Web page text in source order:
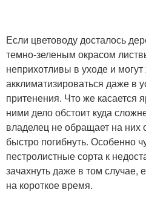
Если цветоводу досталось
темно-зеленым окрасом
неприхотливы в уходе и
акклиматизироваться даже в
притенения. Что же касается
ними дело обстоит куда
владелец не обращает на них
быстро погибнуть. Особенно
пестролистные сорта к
зачахнуть даже в том случае,
на короткое время.